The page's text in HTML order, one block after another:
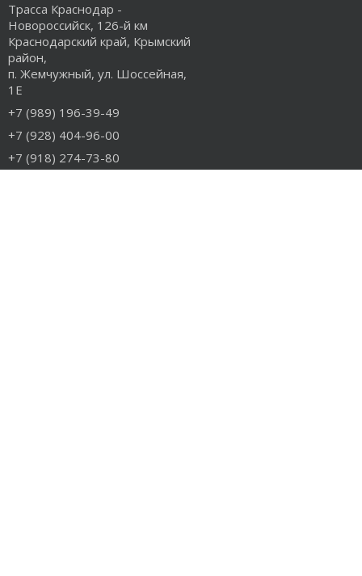
Трасса Краснодар -
Новороссийск, 126-й км
Краснодарский край, Крымский
район,
п. Жемчужный, ул. Шоссейная,
1Е
+7 (989) 196-39-49
+7 (928) 404-96-00
+7 (918) 274-73-80